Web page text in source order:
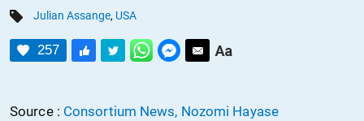
DOSSIERS
CATÉGORIES
MOTS CLÉS
Julian Assange, USA
257
Source : Consortium News, Nozomi Hayase